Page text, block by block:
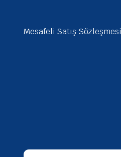
Mesafeli Satış Sözleşmesi